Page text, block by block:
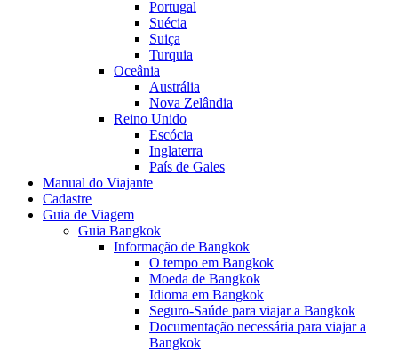
Portugal
Suécia
Suiça
Turquia
Oceânia
Austrália
Nova Zelândia
Reino Unido
Escócia
Inglaterra
País de Gales
Manual do Viajante
Cadastre
Guia de Viagem
Guia Bangkok
Informação de Bangkok
O tempo em Bangkok
Moeda de Bangkok
Idioma em Bangkok
Seguro-Saúde para viajar a Bangkok
Documentação necessária para viajar a
Bangkok